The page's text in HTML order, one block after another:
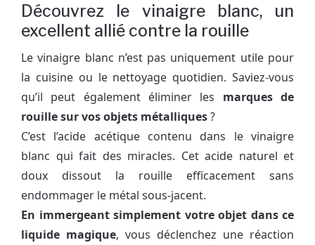
Découvrez le vinaigre blanc, un
excellent allié contre la rouille
Le vinaigre blanc n’est pas uniquement utile pour
la cuisine ou le nettoyage quotidien. Saviez-vous
qu’il peut également éliminer les marques de
rouille sur vos objets métalliques?
C’est l’acide acétique contenu dans le vinaigre
blanc qui fait des miracles. Cet acide naturel et
doux dissout la rouille efficacement sans
endommager le métal sous-jacent.
En immergeant simplement votre objet dans ce
liquide magique, vous déclenchez une réaction